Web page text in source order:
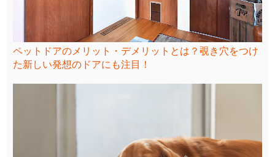
ペットドアのメリット・デメリットとは？覗き穴をつけ
た新しい発想のドアにも注目！